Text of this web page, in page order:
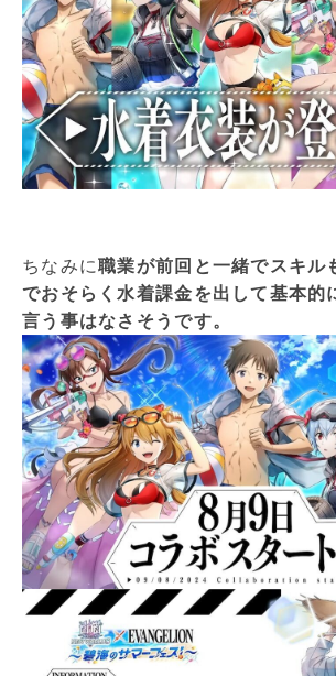
ちなみに職業が前回と一緒でスキル
でおそらく水着課金を出して基本的
言う事はなさそうです。